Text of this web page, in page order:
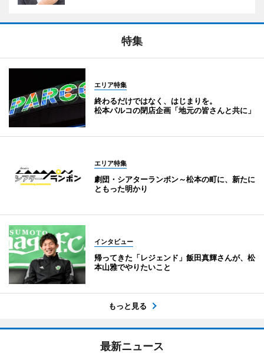
特集
エリア特集
終わるだけではなく、はじまりを。
松本パルコの閉店企画「地元の皆さんと共に」
エリア特集
劇団・シアターランポン～松本の町に、新たに
ともった明かり
インタビュー
帰ってきた「レジェンド」飯田真輝さんが、松
本山雅でやりたいこと
もっと見る
最新ニュース